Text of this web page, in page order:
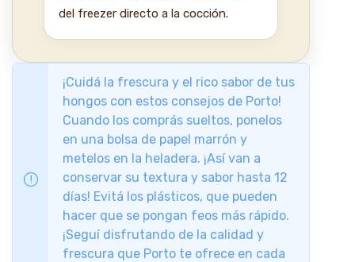
del freezer directo a la cocción.
¡Cuidá la frescura y el rico sabor de tus
hongos con estos consejos de Porto!
Cuando los comprás sueltos, ponelos
en una bolsa de papel marrón y
metelos en la heladera. ¡Así van a
conservar su textura y sabor hasta 12
días! Evitá los plásticos, que pueden
hacer que se pongan feos más rápido.
¡Seguí disfrutando de la calidad y
frescura que Porto te ofrece en cada